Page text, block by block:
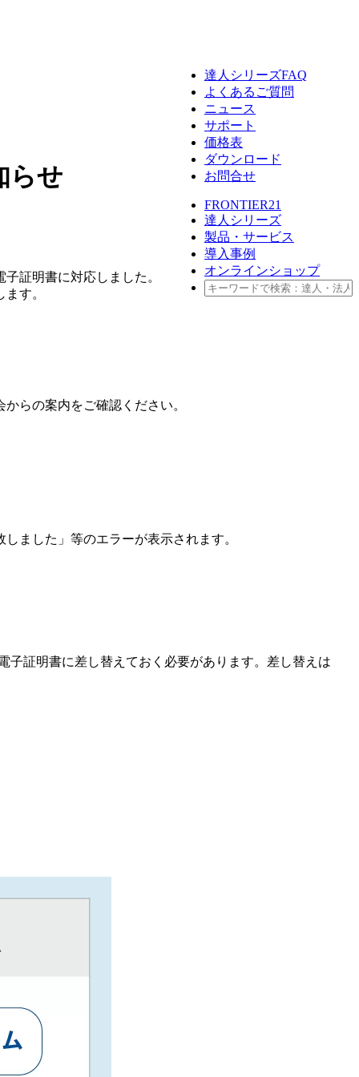
達人シリーズFAQ
よくあるご質問
ニュース
サポート
価格表
ダウンロード
お問合せ
FRONTIER21
クラウドストレージ
管理サイト
BCP対策
達人シリーズ
製品・サービス
デジタル化・AI導入補助金
サーバセット
複合機
新規開業おまかせセット
導入事例
オンラインショップ
らせ
証明書に対応しました。
す。
らの案内をご確認ください。
ました」等のエラーが表示されます。
子証明書に差し替えておく必要があります。差し替えは